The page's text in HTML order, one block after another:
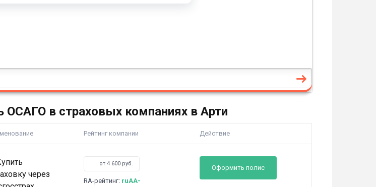
ОСАГО в страховых компаниях в Арти
Рейтинг компании Действие
от 4 600 руб.
RA-рейтинг: ruAA-
Оформить полис